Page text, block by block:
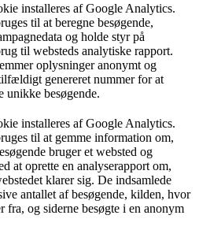
installeres af Google Analytics.
til at beregne besøgende,
og holde styr på
til websteds analytiske rapport.
oplysninger anonymt og
genereret nummer for at
unikke besøgende.
installeres af Google Analytics.
til at gemme information om,
bruger et websted og
at oprette en analyserapport om,
klarer sig. De indsamlede
antallet af besøgende, kilden, hvor
fra, og siderne besøgte i en anonym